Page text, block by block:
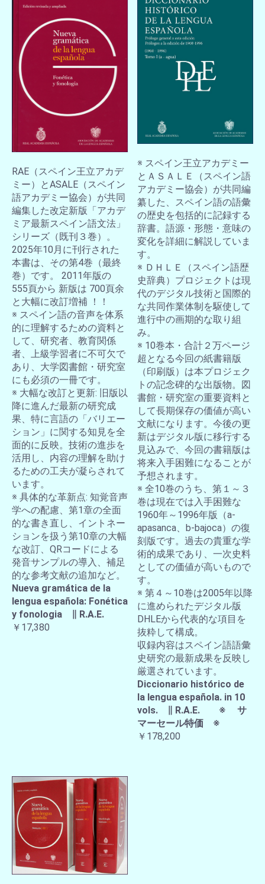
RAE（スペイン王立アカデ
ミー）とASALE（スペイン
語アカデミー協会）が共同
編集した改定新版「アカデ
ミア最新スペイン語文法」
シリーズ（既刊３巻）。
2025年10月に刊行された
本書は、その第4巻（最終
巻）です。 2011年版の
555頁から 新版は 700頁余
と大幅に改訂増補 ！！
※ スペイン語の音声を体系
的に理解するための資料と
して、研究者、教育関係
者、上級学習者に不可欠で
あり、大学図書館・研究室
にも必須の一冊です。
※ 大幅な改訂と更新: 旧版以
降に進んだ最新の研究成
果、特に言語の「バリエー
ション」に関する知見を全
面的に反映。技術の進歩を
活用し、内容の理解を助け
るための工夫が凝らされて
います。
※ 具体的な革新点: 知覚音声
学への配慮、第1章の全面
的な書き直し、イントネー
ションを扱う第10章の大幅
な改訂、QRコードによる
発音サンプルの導入、補足
的な参考文献の追加など。
Nueva gramática de la
lengua española: Fonética
y fonologia ∥ R.A.E.
￥17,380
※ スペイン王立アカデミー
とＡＳＡＬＥ（スペイン語
アカデミー協会）が共同編
纂した、スペイン語の語彙
の歴史を包括的に記録する
辞書。語源・形態・意味の
変化を詳細に解説していま
す。
※ ＤＨＬＥ（スペイン語歴
史辞典）プロジェクトは現
代のデジタル技術と国際的
な共同作業体制を駆使して
進行中の画期的な取り組
み。
※ 10巻本・合計２万ページ
超となる今回の紙書籍版
（印刷版）は本プロジェク
トの記念碑的な出版物。図
書館・研究室の重要資料と
して長期保存の価値が高い
文献になります。今後の更
新はデジタル版に移行する
見込みで、今回の書籍版は
将来入手困難になることが
予想されます。
※ 全10巻のうち、第１～３
巻は現在では入手困難な
1960年～1996年版（a-
apasanca、b-bajoca）の復
刻版です。過去の貴重な学
術的成果であり、一次史料
としての価値が高いもので
す。
※ 第４～10巻は2005年以降
に進められたデジタル版
DHLEから代表的な項目を
抜粋して構成。
収録内容はスペイン語語彙
史研究の最新成果を反映し
厳選されています。
Diccionario histórico de
la lengua española. in 10
vols. ∥ R.A.E. ※ サ
マーセール特価 ※
￥178,200